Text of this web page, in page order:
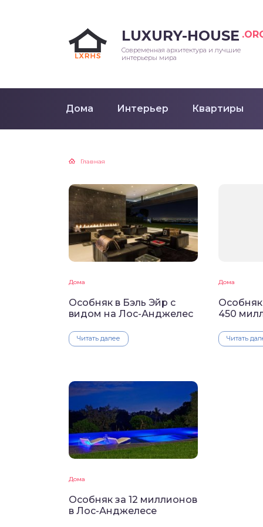
LUXURY-HOUSE
Современная архитектура и лучшие
интерьеры мира
Дома Интерьер Квартиры
Главная
Дома
Особняк в Бэль Эйр с
видом на Лос-Анджелес
Читать далее
Дома
Особняк
450
Читать
Дома
Особняк за 12 миллионов
в Лос-Анджелесе